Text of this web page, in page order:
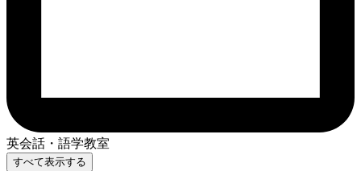
英会話・語学教室
すべて表示する